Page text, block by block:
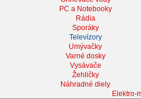
PC a Notebooky
Rádia
Sporáky
Televízory
Umývačky
Varné dosky
Vysávače
Žehličky
Náhradné diely
Elektro-